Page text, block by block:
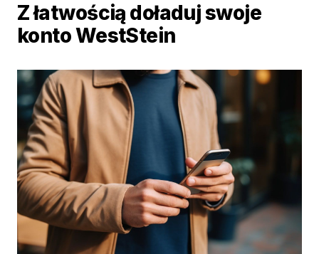
Z łatwością doładuj swoje
konto WestStein